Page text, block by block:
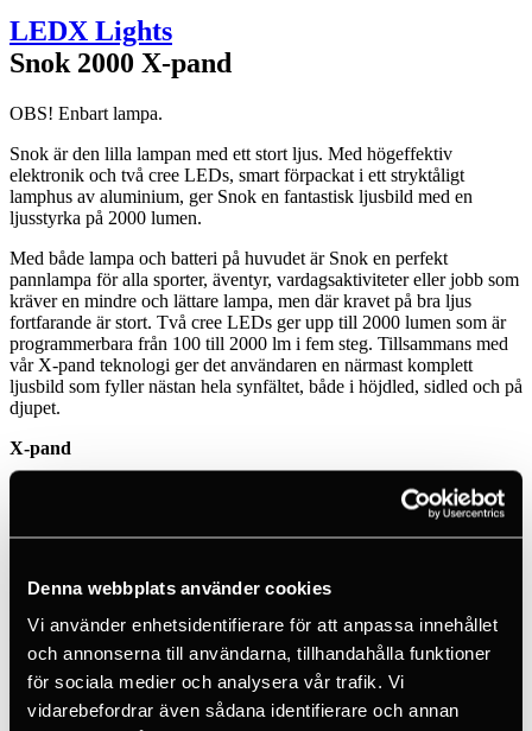
Denna webbplats använder cookies
Vi använder enhetsidentifierare för att anpassa innehållet
och annonserna till användarna, tillhandahålla funktioner
för sociala medier och analysera vår trafik. Vi
vidarebefordrar även sådana identifierare och annan
LEDX Lights
Snok 2000 X-pand
OBS! Enbart lampa.
Snok är den lilla lampan med ett stort ljus. Med högeffektiv
elektronik och två cree LEDs, smart förpackat i ett stryktåligt
lamphus av aluminium, ger Snok en fantastisk ljusbild med en
ljusstyrka på 2000 lumen.
Med både lampa och batteri på huvudet är Snok en perfekt
pannlampa för alla sporter, äventyr, vardagsaktiviteter eller jobb som
kräver en mindre och lättare lampa, men där kravet på bra ljus
fortfarande är stort. Två cree LEDs ger upp till 2000 lumen som är
programmerbara från 100 till 2000 lm i fem steg. Tillsammans med
vår X-pand teknologi ger det användaren en närmast komplett
ljusbild som fyller nästan hela synfältet, både i höjdled, sidled och på
djupet.
X-pand
Vår egenutvecklade X-pand teknologi ger en balanserad och
behaglig ljusbild (eller kon) som känns naturlig att använda. Ljuset
reflexfritt ljus som inte bländar användaren, så nära dagsljus man
kan komma. Med Snok kan du exempelvis på ett behagligt sätt läsa
en karta, även på högsta effektläge. X-pand ger dig rätt mängd ljus
på rätt ställe.
Programmerbar effekt